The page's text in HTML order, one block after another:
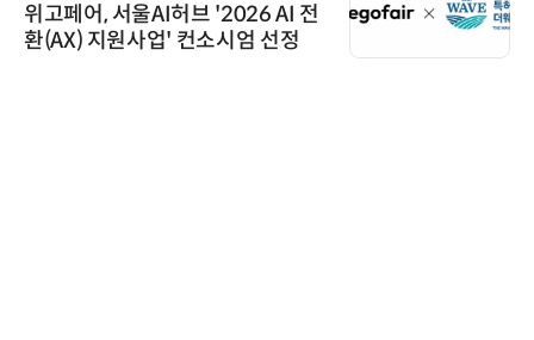
위고페어, 서울AI허브 '2026 AI 전
환(AX) 지원사업' 컨소시엄 선정